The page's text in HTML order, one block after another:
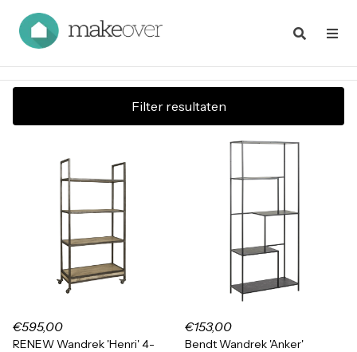
Filter resultaten
€595,00
RENEW Wandrek 'Henri' 4-
€153,00
Bendt Wandrek 'Anker'